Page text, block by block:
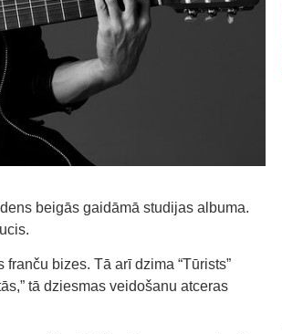
beigās gaidāmā studijas albuma.
bizes. Tā arī dzima “Tūrists”
tā dziesmas veidošanu atceras